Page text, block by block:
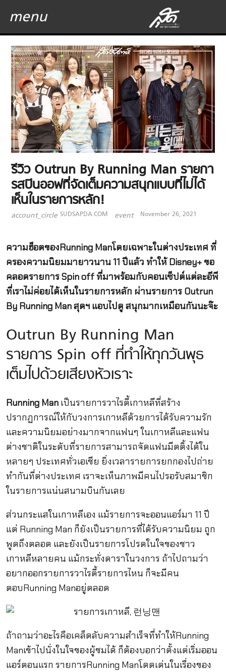
menu
รีวิว Outrun By Running Man รายกา
รสปินออฟที่จัดเต็มความสนุกแบบที่ไม่ได้
เห็นในรายการหลัก!
account_circle SUDSAPDA.COM event November 26, 2021
ความฮ็อตของRunning Manโดยเฉพาะในต่างประเทศ ที่
ครองความนิยมมายาวนาน 11 ปีแล้ว ทำให้ Disney+ ขอ
คลอดรายการ Spin off ที่มาพร้อมกับคอนเซ็ปต์แต่ละอีพี
ที่เราไม่ค่อยได้เห็นในรายการหลัก ผ่านรายการ Outrun
By Running Man สุดฯ แอบไปดู สนุกมากเหมือนกันนะจ๊ะ
Outrun By Running Man
รายการ Spin off ที่ทำให้ทุกวันพุธ
เต็มไปด้วยเสียงหัวเราะ
Running Man เป็นรายการวาไรตี้เกาหลีที่สร้าง
ปรากฏการณ์ให้กับวงการเกาหลีด้วยการได้รับความรัก
และความนิยมอย่างมากจากแฟนๆ ในเกาหลีและแฟน
ต่างชาติในระดับที่รายการสามารถจัดแฟนมีตติ้งได้ใน
หลายๆ ประเทศทั่วเอเชีย ยิ่งเวลารายการยกกองไปถ่าย
ทำกันที่ต่างประเทศ เราจะเห็นภาพมีคนไปรอรับสมาชิก
ในรายการแน่นสนามบินกันเลย
ส่วนกระแสในเกาหลีเอง แม้รายการจะออนแอร์มา 11 ปี
แต่ Running Man ก็ยังเป็นรายการที่ได้รับความนิยม ถูก
พูดถึงตลอด และยังเป็นรายการโปรดในใจของชาว
เกาหลีหลายคน แม้กระทั่งดาราในวงการ ถ้าไปถามว่า
อยากออกรายการวาไรตี้รายการไหน ก็จะมีคน
ตอบRunning Manอยู่ตลอด
ถ้าถามว่าอะไรคือเคล็ดลับความสำเร็จที่ทำให้Running
Manเข้าไปนั่งในใจของผู้ชมได้ ก็ต้องบอกว่าตั้งแต่เริ่มออน
แอร์ตอนแรก รายการRunning Manโดดเด่นในเรื่องของ